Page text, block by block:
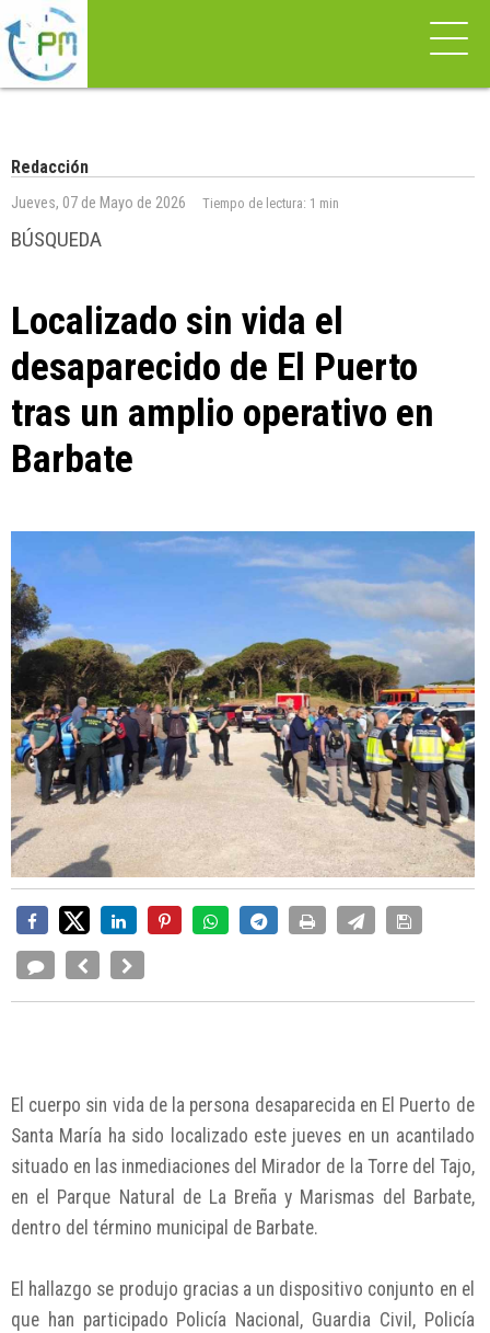
Redacción
Jueves, 07 de Mayo de 2026 Tiempo de lectura: 1 min
BÚSQUEDA
Localizado sin vida el
desaparecido de El Puerto
tras un amplio operativo en
Barbate
El cuerpo sin vida de la persona desaparecida en El Puerto de
Santa María ha sido localizado este jueves en un acantilado
situado en las inmediaciones del Mirador de la Torre del Tajo,
en el Parque Natural de La Breña y Marismas del Barbate,
dentro del término municipal de Barbate.
El hallazgo se produjo gracias a un dispositivo conjunto en el
que han participado Policía Nacional, Guardia Civil, Policía